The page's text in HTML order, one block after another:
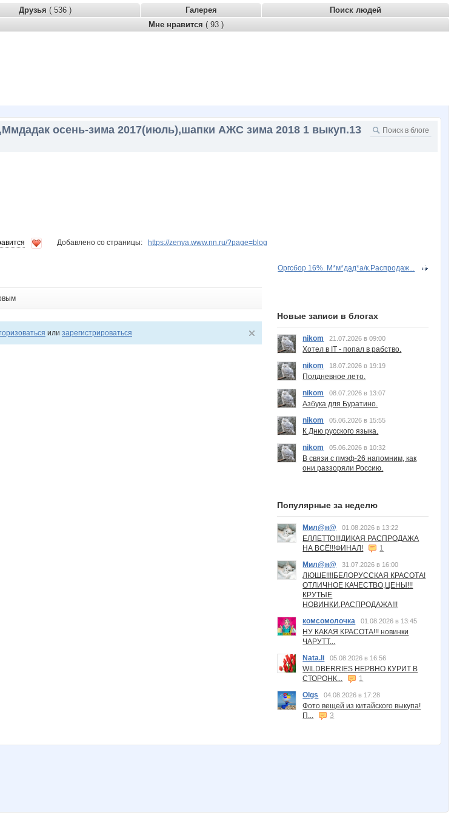
Друзья ( 536 ) Галерея
Поиск людей
Мне нравится ( 93 )
осень-зима 2017(июль),шапки АЖС зима 2018 1 выкуп.13
Добавлено со страницы: https://zenya.www.nn.ru/?page=blog
Оргсбор 16%. М*м*дад*а/к.Распродаж...
или зарегистрироваться
Новые записи в блогах
nikom 21.07.2026 в 09:00
Хотел в IT - попал в рабство.
nikom
18.07.2026 в 19:19
Полдневное лето.
nikom
08.07.2026 в 13:07
Азбука для Буратино.
nikom
05.06.2026 в 15:55
К Дню русского языка.
nikom
05.06.2026 в 10:32
В связи с пмэф-26 напомним, как
они раззоряли Россию.
Популярные за неделю
Мил@н@ 01.08.2026 в 13:22
ЕЛЛЕТТО!!!ДИКАЯ РАСПРОДАЖА
НА ВСЁ!!!ФИНАЛ!
1
Мил@н@
31.07.2026 в 16:00
ЛЮШЕ!!!!БЕЛОРУССКАЯ КРАСОТА!
ОТЛИЧНОЕ КАЧЕСТВО,ЦЕНЫ!!!
КРУТЫЕ
НОВИНКИ,РАСПРОДАЖА!!!
комсомолочка
01.08.2026 в 13:45
НУ КАКАЯ КРАСОТА!!! новинки
ЧАРУТТ...
Nata.li
05.08.2026 в 16:56
WILDBERRIES НЕРВНО КУРИТ В
СТОРОНК...
1
Olgs
04.08.2026 в 17:28
Фото вещей из китайского выкупа!
П...
3